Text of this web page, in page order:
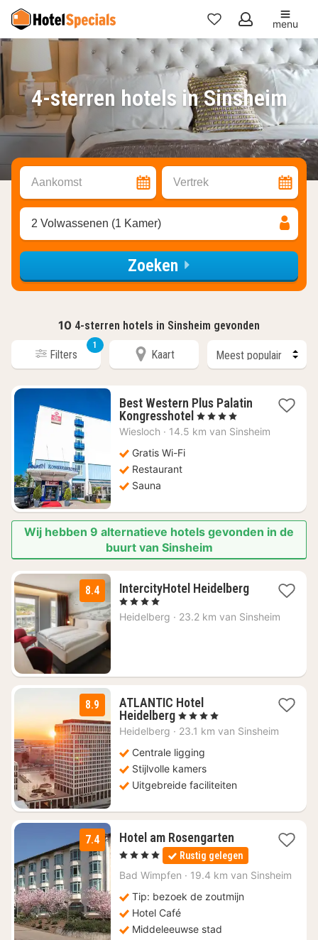
Mijn
favorieten
menu
4-sterren hotels in Sinsheim
Aankomst Vertrek
2 Volwassenen (1 Kamer)
Zoeken
10 4-sterren hotels in Sinsheim gevonden
Filters
1
Kaart
Best Western Plus Palatin
Kongresshotel 1
nacht
, 4 Sterren
Wiesloch · 14.5 km van Sinsheim
Gratis Wi-Fi
Restaurant
Sauna
Wij hebben 9 alternatieve hotels gevonden in de
buurt van Sinsheim
8.4 IntercityHotel Heidelberg1
vanaf
, 4 Sterren
Heidelberg · 23.2 km van Sinsheim
8.9
ATLANTIC Hotel
Heidelberg1
nacht
€
134
, 4 Sterren
Heidelberg · 23.1 km van Sinsheim
Centrale ligging
Stijlvolle kamers
Uitgebreide faciliteiten
7.4 Hotel am Rosengarten1
nacht
vanaf
€
, 4 Sterren Rustig gelegen
Bad Wimpfen · 19.4 km van Sinsheim
Tip: bezoek de zoutmijn
Hotel Café
Middeleeuwse stad